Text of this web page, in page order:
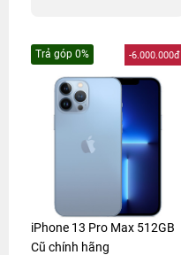
Trả góp 0% -6.000.000đ
iPhone 13 Pro Max 512GB
Cũ chính hãng